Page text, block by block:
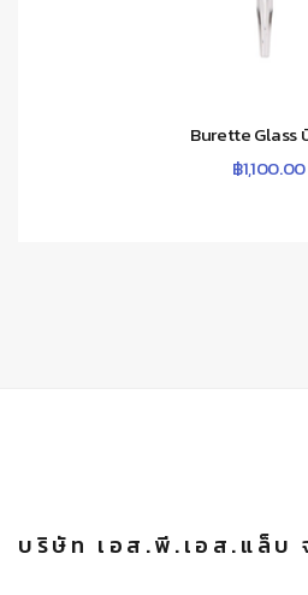
Burette Glass
฿1,100.00
บริษัท เอส.พี.เอส.แล็บ